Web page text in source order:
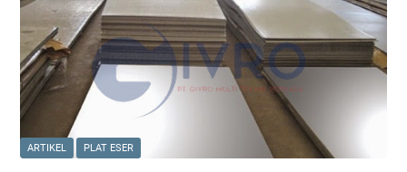
ARTIKEL PLAT ESER